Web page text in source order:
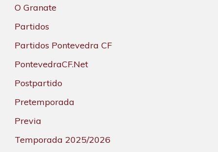
O Granate
Partidos
Partidos Pontevedra CF
PontevedraCF.Net
Postpartido
Pretemporada
Previa
Temporada 2025/2026